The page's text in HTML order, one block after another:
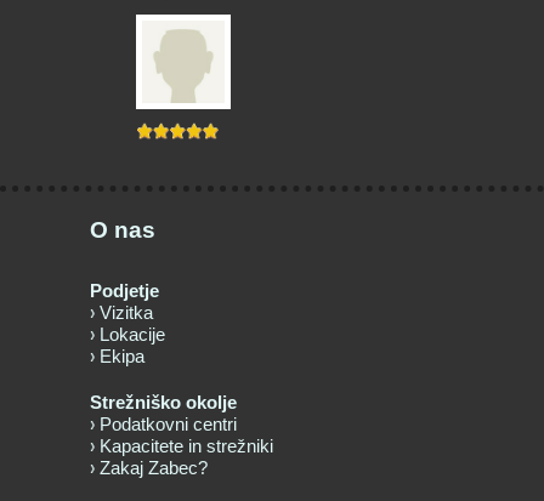
O nas
Podjetje
Vizitka
Lokacije
Ekipa
Strežniško okolje
Podatkovni centri
Kapacitete in strežniki
Zakaj Zabec?